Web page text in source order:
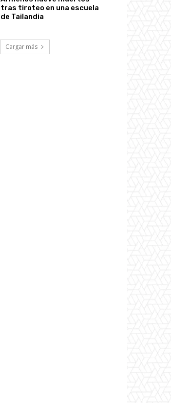
tras tiroteo en una escuela
de Tailandia
Cargar más